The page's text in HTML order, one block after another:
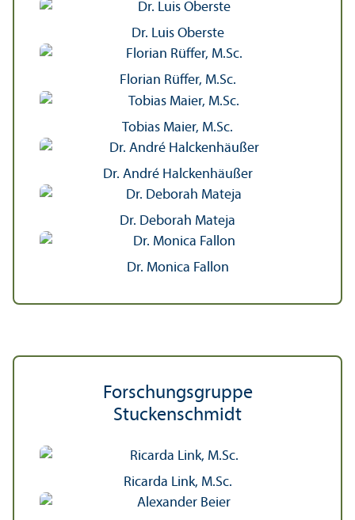
Dr. Luis Oberste
Florian Rüffer, M.Sc.
Tobias Maier, M.Sc.
Dr. André Halckenhäußer
Dr. Deborah Mateja
Dr. Monica Fallon
Forschungs­gruppe
Stuckenschmidt
Ricarda Link, M.Sc.